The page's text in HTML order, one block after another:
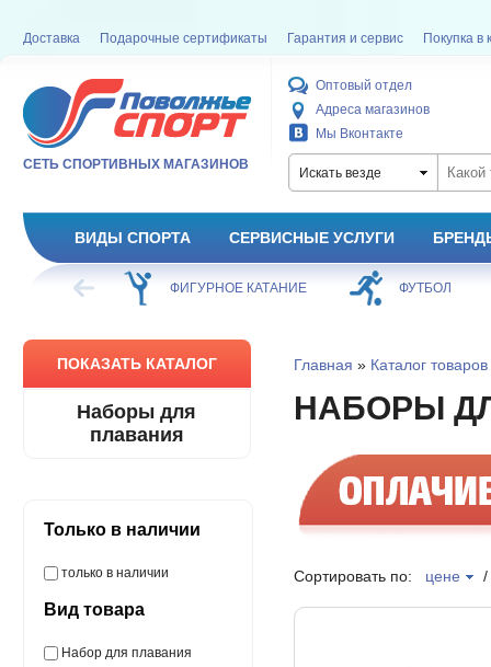
Доставка Подарочные сертификаты Гарантия и сервис Покупка в
СЕТЬ СПОРТИВНЫХ МАГАЗИНОВ
Оптовый отдел
Адреса магазинов
Мы Вконтакте
Искать везде
ВИДЫ СПОРТА СЕРВИСНЫЕ УСЛУГИ
ХОККЕЙ ФИГУРНОЕ КАТАНИЕ ФУТБОЛ
ПОКАЗАТЬ КАТАЛОГ
Наборы для
плавания
Только в наличии
только в наличии
Вид товара
Набор для плавания
Главная » Каталог товаров
НАБОРЫ
Сортировать по: цене